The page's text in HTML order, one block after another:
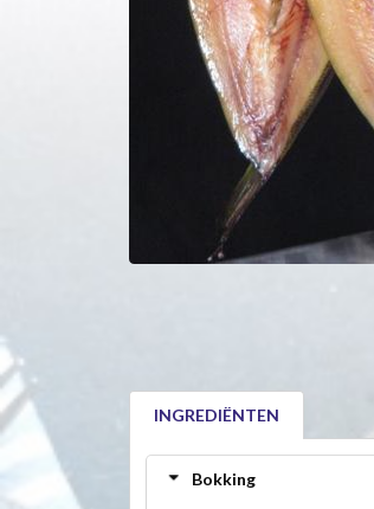
INGREDIËNTEN
Bokking